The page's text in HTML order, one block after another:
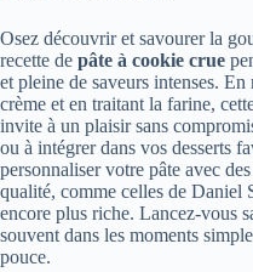
Osez découvrir et savourer la
recette de pâte à cookie crue
et pleine de saveurs intenses.
crème et en traitant la farine,
invite à un plaisir sans
ou à intégrer dans vos desserts
personnaliser votre pâte avec
qualité, comme celles de Daniel
encore plus riche. Lancez-vous
souvent dans les moments
pouce.